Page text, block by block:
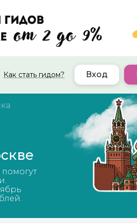
Как стать гидом? Вход